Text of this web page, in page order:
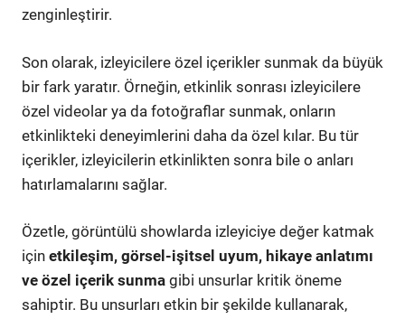
zenginleştirir.
Son olarak, izleyicilere özel içerikler sunmak da büyük
bir fark yaratır. Örneğin, etkinlik sonrası izleyicilere
özel videolar ya da fotoğraflar sunmak, onların
etkinlikteki deneyimlerini daha da özel kılar. Bu tür
içerikler, izleyicilerin etkinlikten sonra bile o anları
hatırlamalarını sağlar.
Özetle, görüntülü showlarda izleyiciye değer katmak
için etkileşim, görsel-işitsel uyum, hikaye anlatımı
ve özel içerik sunma gibi unsurlar kritik öneme
sahiptir. Bu unsurları etkin bir şekilde kullanarak,